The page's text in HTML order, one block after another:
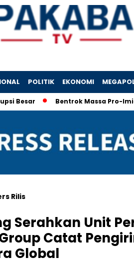
POLITIK EKONOMI
Bentrok Massa Pro-Imigran
Rilis
Serahkan Unit
Catat
Global